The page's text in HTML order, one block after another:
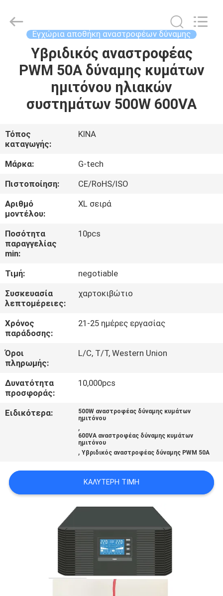
ΣΠΊΤΙ
ΠΡΟΪΌΝΤΑ
ΜΕ
ΕΜΆΣ
ΕΠΙΣΚΕΨΉ
ΕΡΓΟΣΤΑΣΊΟΥ
ΈΛΕΓΧΟΣ
ΠΟΙΌΤΗΤΑΣ
ΕΠΙΚΟΙΝΩΝΉΣΤΕ
ΜΑΖΊ
ΕΙΔΉΣΕΙΣ
ΖΗΤΉΣΤΕ
ΜΙΑ
ΠΡΟΣΦΟΡΆ
ΠΟΛΙΤΙΚΉ
ΜΥΣΤΙΚΌΤΗΤΑΣ
POWER
GROUP.
Εγχώρια αποθήκη αναστροφέων δύναμης
Υβριδικός αναστροφέας
PWM 50A δύναμης κυμάτων
ημιτόνου ηλιακών
συστημάτων 500W 600VA
Τόπος
καταγωγής:
ΚΙΝΑ
Μάρκα:
G-tech
Πιστοποίηση:
CE/RoHS/ISO
Αριθμό
μοντέλου:
XL σειρά
Ποσότητα
παραγγελίας
min:
10pcs
Τιμή:
negotiable
Συσκευασία
λεπτομέρειες:
χαρτοκιβώτιο
Χρόνος
παράδοσης:
21-25 ημέρες εργασίας
Όροι
πληρωμής:
L/C, T/T, Western Union
Δυνατότητα
προσφοράς:
10,000pcs
Ειδικότερα:
500W αναστροφέας δύναμης κυμάτων
ημιτόνου
,
600VA αναστροφέας δύναμης κυμάτων
ημιτόνου
,Υβριδικός αναστροφέας δύναμης PWM 50A
ΚΑΛΎΤΕΡΗ ΤΙΜΉ